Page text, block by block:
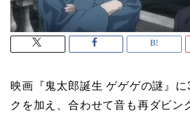
映画『鬼太郎誕生 ゲゲゲの謎』
クを加え、合わせて音も再ダビン